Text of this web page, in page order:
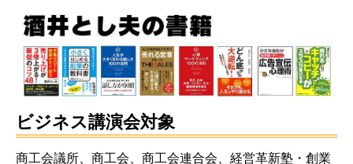
ビジネス講演会対象
商工会議所、商工会、商工会連合会、経営革新塾・創業